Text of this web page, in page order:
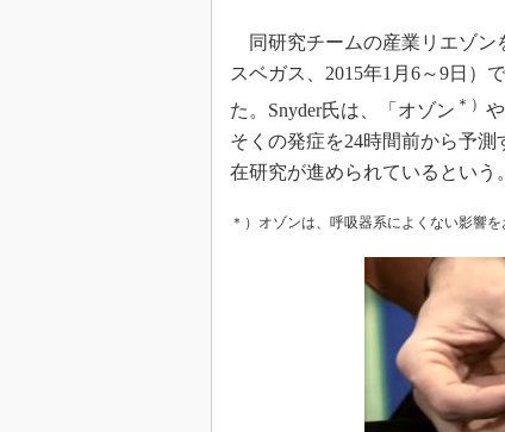
同研究チームの産業リエゾン
スベガス、2015年1月6～9日）
た。Snyder氏は、「オゾン ＊）
そくの発症を24時間前から予
在研究が進められているという。
＊）オゾンは、呼吸器系によくない影響を